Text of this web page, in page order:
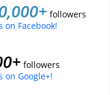
followers
on Facebook!
followers
on Google+!